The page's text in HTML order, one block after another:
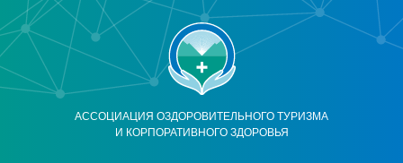
АССОЦИАЦИЯ ОЗДОРОВИТЕЛЬНОГО ТУРИЗМА
И КОРПОРАТИВНОГО ЗДОРОВЬЯ